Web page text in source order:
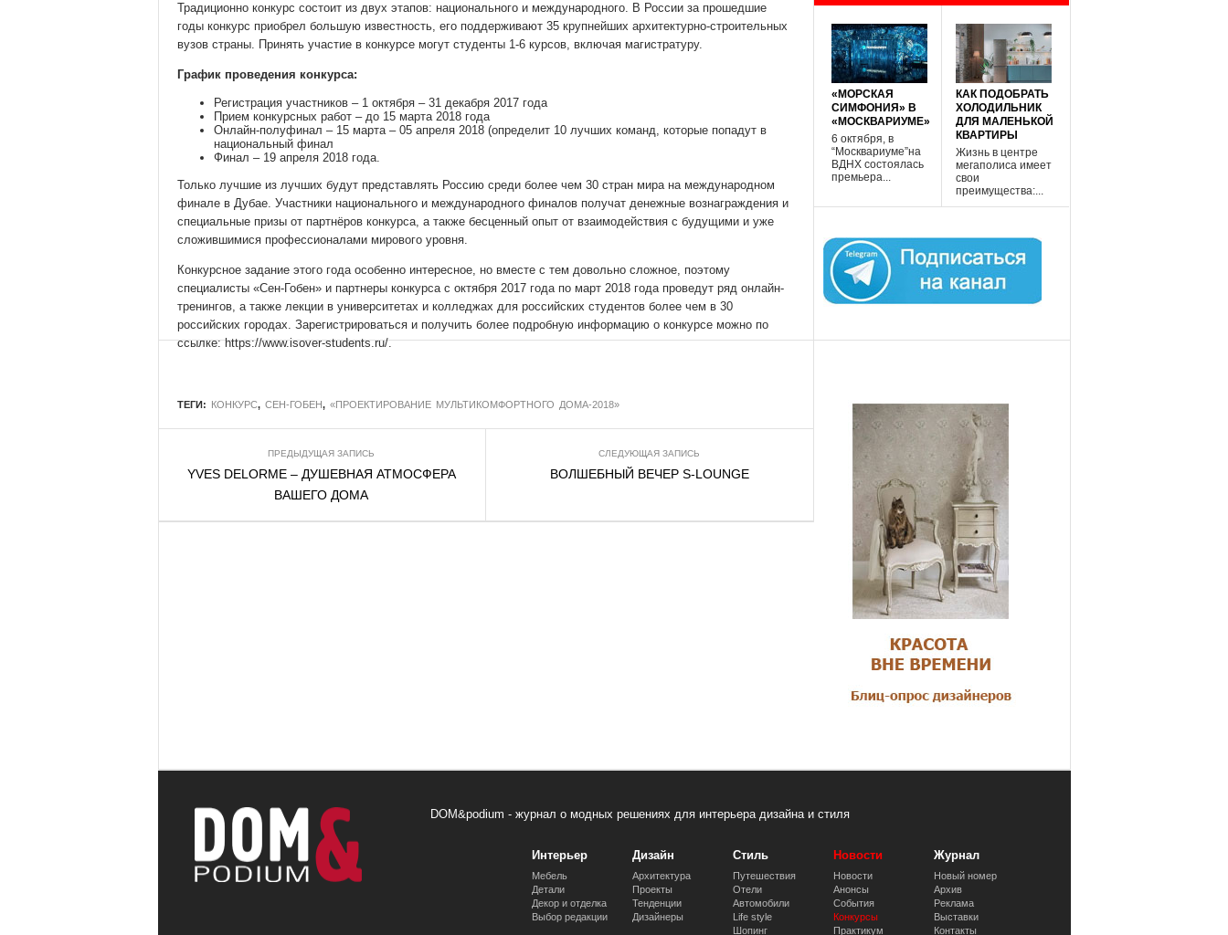
Традиционно конкурс состоит из двух этапов: национального и международного. В России за прошедшие
годы конкурс приобрел большую известность, его поддерживают 35 крупнейших архитектурно-строительных
вузов страны. Принять участие в конкурсе могут студенты 1-6 курсов, включая магистратуру.
График проведения конкурса:
Регистрация участников – 1 октября – 31 декабря 2017 года
Прием конкурсных работ – до 15 марта 2018 года
Онлайн-полуфинал – 15 марта – 05 апреля 2018 (определит 10 лучших команд, которые попадут в
национальный финал
Финал – 19 апреля 2018 года.
Только лучшие из лучших будут представлять Россию среди более чем 30 стран мира на международном
финале в Дубае. Участники национального и международного финалов получат денежные вознаграждения и
специальные призы от партнёров конкурса, а также бесценный опыт от взаимодействия с будущими и уже
сложившимися профессионалами мирового уровня.
Конкурсное задание этого года особенно интересное, но вместе с тем довольно сложное, поэтому
специалисты «Сен-Гобен» и партнеры конкурса с октября 2017 года по март 2018 года проведут ряд онлайн-
тренингов, а также лекции в университетах и колледжах для российских студентов более чем в 30
российских городах. Зарегистрироваться и получить более подробную информацию о конкурсе можно по
ссылке: https://www.isover-students.ru/.
ТЕГИ: КОНКУРС, СЕН-ГОБЕН, «ПРОЕКТИРОВАНИЕ МУЛЬТИКОМФОРТНОГО ДОМА-2018»
ПРЕДЫДУЩАЯ ЗАПИСЬ
YVES DELORME – ДУШЕВНАЯ АТМОСФЕРА
ВАШЕГО ДОМА
СЛЕДУЮЩАЯ ЗАПИСЬ
ВОЛШЕБНЫЙ ВЕЧЕР S-LOUNGE
«МОРСКАЯ
СИМФОНИЯ» В
«МОСКВАРИУМЕ»
6 октября, в
“Москвариуме”на
ВДНХ состоялась
премьера...
КАК ПОДОБРАТЬ
ХОЛОДИЛЬНИК
ДЛЯ МАЛЕНЬКОЙ
КВАРТИРЫ
Жизнь в центре
мегаполиса имеет
свои
преимущества:...
DOM&podium - журнал о модных решениях для интерьера дизайна и стиля
Интерьер
Мебель
Детали
Декор и отделка
Выбор редакции
Дизайн
Архитектура
Проекты
Тенденции
Дизайнеры
Стиль
Путешествия
Отели
Автомобили
Life style
Шопинг
Новости
Новости
Анонсы
События
Конкурсы
Практикум
Журнал
Новый номер
Архив
Реклама
Выставки
Контакты